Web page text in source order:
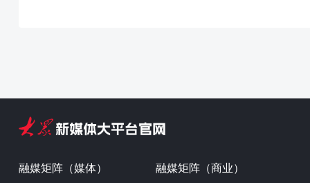
融媒矩阵（媒体） 融媒矩阵（商业）